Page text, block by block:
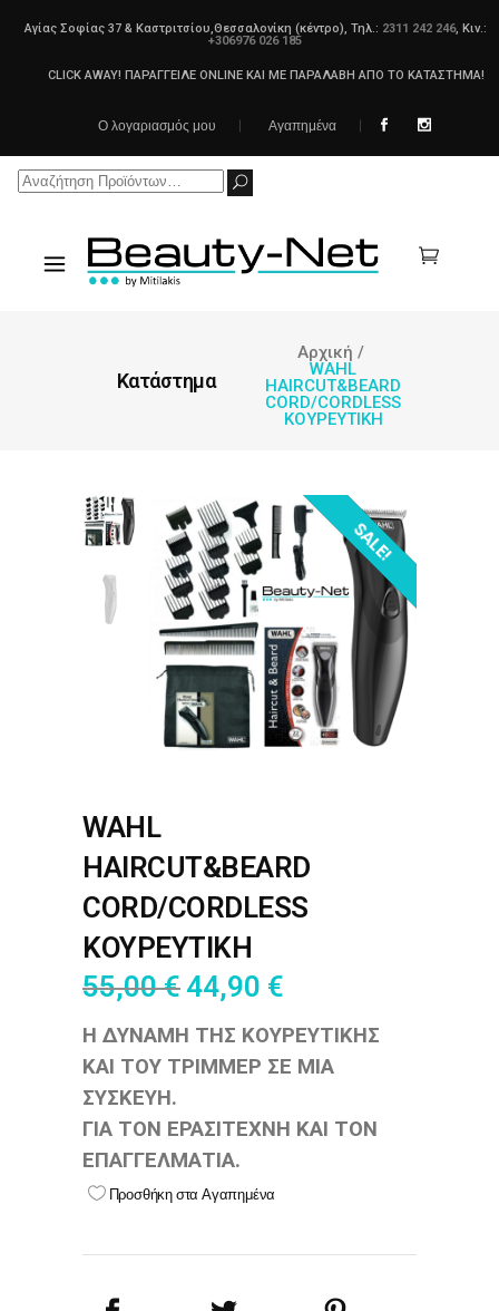
Αγίας Σοφίας 37 & Καστριτσίου,Θεσσαλονίκη (κέντρο), Τηλ.: 2311 242 246, Κιν.:
+306976 026 185
CLICK AWAY! ΠΑΡΑΓΓΕΙΛΕ ONLINE ΚΑΙ ΜΕ ΠΑΡΑΛΑΒΗ ΑΠΟ ΤΟ ΚΑΤΑΣΤΗΜΑ!
Ο λογαριασμός μου Αγαπημένα
Search
Κατάστημα
Αρχική /
WAHL
HAIRCUT&BEARD
CORD/CORDLESS
ΚΟΥΡΕΥΤΙΚΗ
OUT OF STOCK!
SALE!
WAHL
HAIRCUT&BEARD
CORD/CORDLESS
ΚΟΥΡΕΥΤΙΚΗ
55,00€ 44,90 €
Η ΔΥΝΑΜΗ ΤΗΣ ΚΟΥΡΕΥΤΙΚΗΣ
ΚΑΙ ΤΟΥ ΤΡΙΜΜΕΡ ΣΕ ΜΙΑ
ΣΥΣΚΕΥΗ.
ΓΙΑ ΤΟΝ ΕΡΑΣΙΤΕΧΝΗ ΚΑΙ ΤΟΝ
ΕΠΑΓΓΕΛΜΑΤΙΑ.
Προσθήκη στα Αγαπημένα